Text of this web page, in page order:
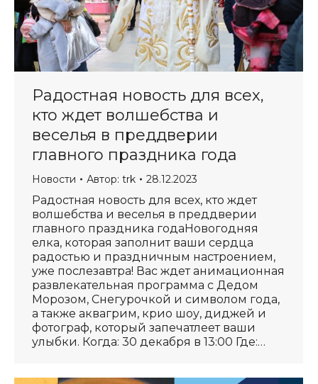
Радостная новость для всех,
кто ждет волшебства и
веселья в преддверии
главного праздника года
Новости Автор: trk 28.12.2023
Радостная новость для всех, кто ждет
волшебства и веселья в преддверии
главного праздника годаНовогодняя
елка, которая заполнит ваши сердца
радостью и праздничным настроением,
уже послезавтра! Вас ждет анимационная
развлекательная программа с Дедом
Морозом, Снегурочкой и символом года,
а также аквагрим, крио шоу, диджей и
фотограф, который запечатлеет ваши
улыбки. Когда: 30 декабря в 13:00 Где:…